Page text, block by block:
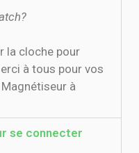
la cloche pour
à tous pour vos
à
se connecter